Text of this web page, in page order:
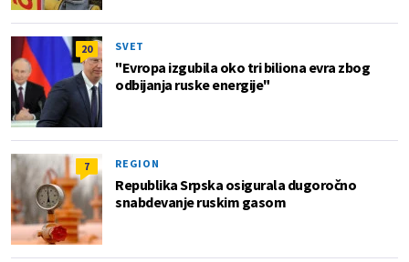
20 SVET
"Evropa izgubila oko tri biliona evra zbog
odbijanja ruske energije"
7 REGION
Republika Srpska osigurala dugoročno
snabdevanje ruskim gasom